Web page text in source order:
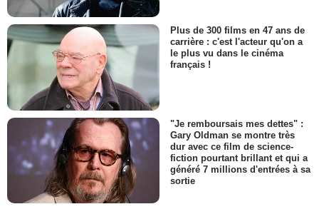
Plus de 300 films en 47 ans de
carrière : c'est l'acteur qu'on a
le plus vu dans le cinéma
français !
"Je remboursais mes dettes" :
Gary Oldman se montre très
dur avec ce film de science-
fiction pourtant brillant et qui a
généré 7 millions d'entrées à sa
sortie